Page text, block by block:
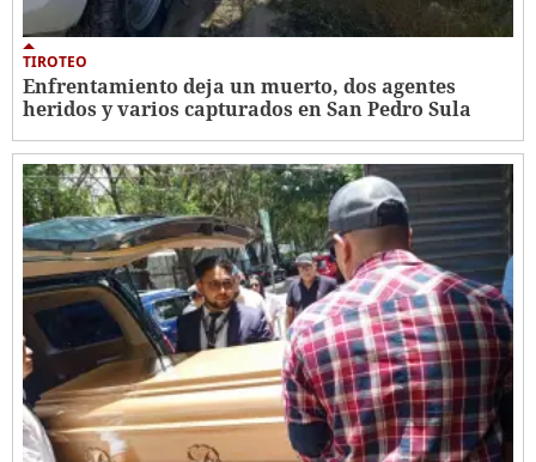
TIROTEO
Enfrentamiento deja un muerto, dos agentes
heridos y varios capturados en San Pedro Sula